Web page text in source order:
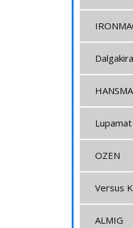
Lupamat
OZEN
Versus
ALMIG